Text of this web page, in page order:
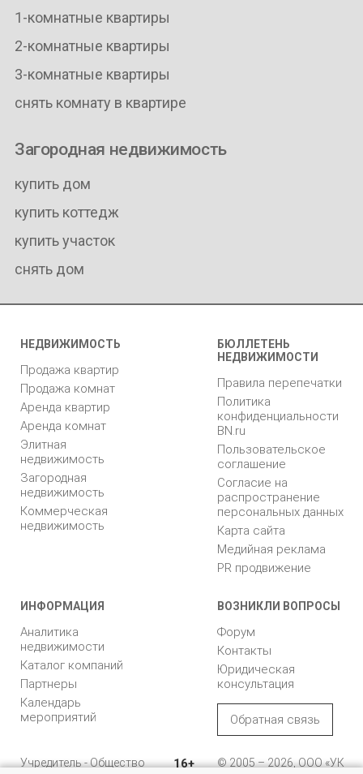
1-комнатные квартиры
2-комнатные квартиры
3-комнатные квартиры
снять комнату в квартире
Загородная недвижимость
купить дом
купить коттедж
купить участок
снять дом
НЕДВИЖИМОСТЬ
Продажа квартир
Продажа комнат
Аренда квартир
Аренда комнат
Элитная
недвижимость
Загородная
недвижимость
Коммерческая
недвижимость
БЮЛЛЕТЕНЬ
НЕДВИЖИМОСТИ
Правила перепечатки
Политика
конфиденциальности
BN.ru
Пользовательское
соглашение
Согласие на
распространение
персональных данных
Карта сайта
Медийная реклама
PR продвижение
ИНФОРМАЦИЯ
Аналитика
недвижимости
Каталог компаний
Партнеры
Календарь
мероприятий
ВОЗНИКЛИ ВОПРОСЫ
Форум
Контакты
Юридическая
консультация
Обратная связь
Учредитель - Общество
16+
© 2005 – 2026, ООО «УК